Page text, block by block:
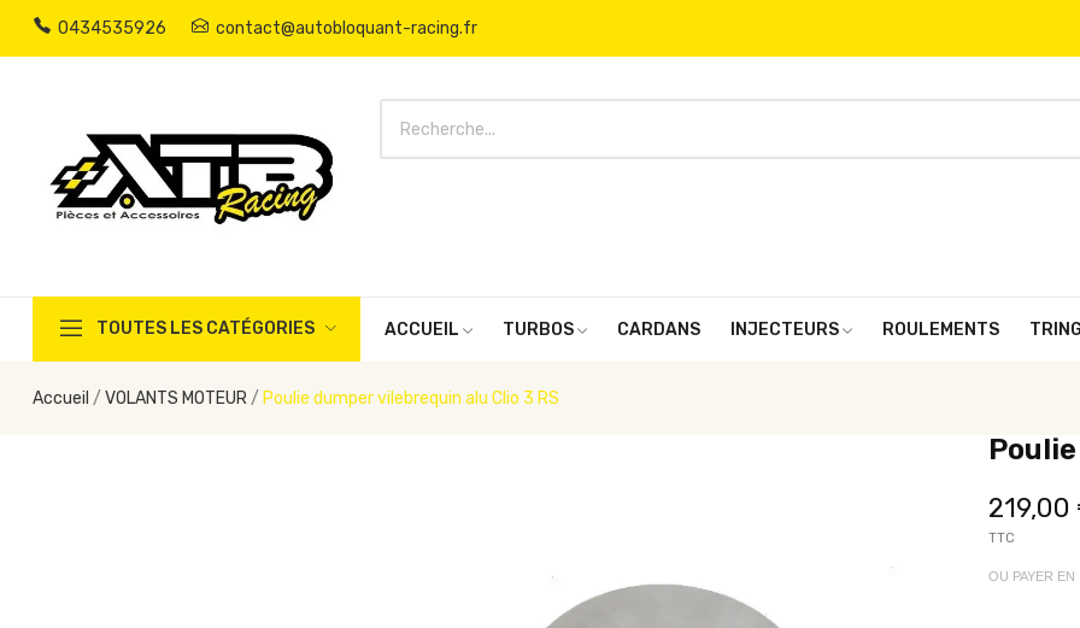
0434535926 contact@autobloquant-racing.fr
TOUTES LES CATÉGORIES ACCUEIL TURBOS CARDANS INJECTEURS ROULEMENTS
Accueil VOLANTS MOTEUR Poulie dumper vilebrequin alu Clio 3 RS
219,00
TTC
OU PAYER EN